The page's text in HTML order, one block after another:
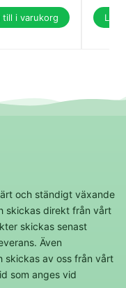
till i varukorg
och ständigt växande
skickas direkt från vårt
skickas senast
Även
skickas av oss från vårt
som anges vid